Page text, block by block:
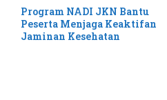
Program NADI JKN Bantu
Peserta Menjaga Keaktifan
Jaminan Kesehatan